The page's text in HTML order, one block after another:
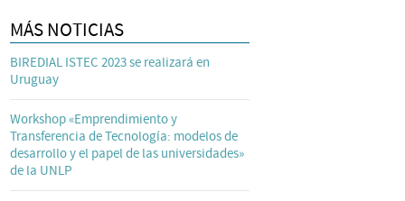
MÁS NOTICIAS
BIREDIAL ISTEC 2023 se realizará en
Uruguay
Workshop «Emprendimiento y
Transferencia de Tecnología: modelos de
desarrollo y el papel de las universidades»
de la UNLP